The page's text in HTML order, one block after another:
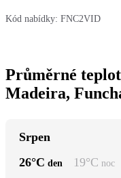
Kód nabídky: FNC2VID
Průměrné
Madeira,
Srpen
26°C den 19°C noc